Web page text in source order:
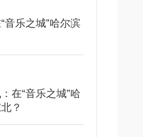
音乐之城”哈尔滨
在“音乐之城”哈
？